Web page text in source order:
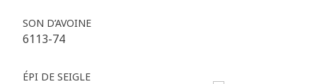
SON D’AVOINE
6113-74
ÉPI DE SEIGLE